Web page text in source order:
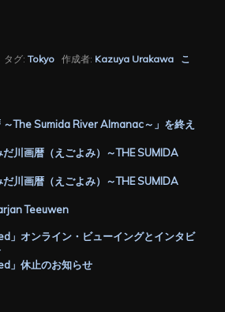
タグ:Tokyo 作成者: Kazuya Urakawa
こ
～The Sumida River Almanac～」を終え
川画暦（えごよみ）～THE SUMIDA
川画暦（えごよみ）～THE SUMIDA
Teeuwen
」オンライン・ビューイングとインタビ
」休止のお知らせ